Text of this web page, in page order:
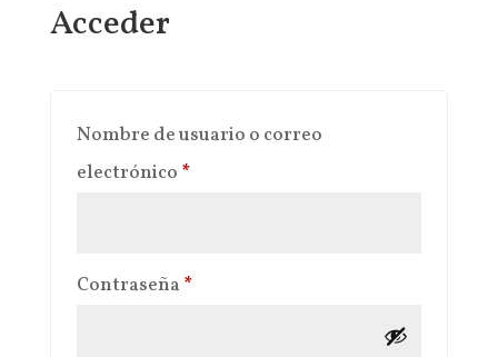
Acceder
Nombre de usuario o correo
electrónico *Obligatorio
Contraseña *Obligatorio